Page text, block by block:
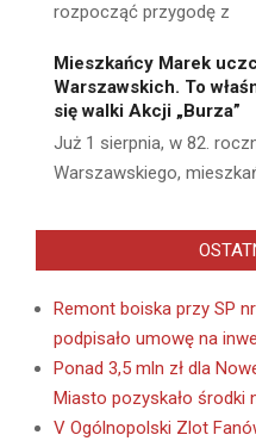
rozpocząć przygodę z
Mieszkańcy Marek
Warszawskich. To
się walki Akcji „Burza”
Już 1 sierpnia, w 82.
Warszawskiego,
Remont boiska przy SP
podpisało umowę na
Ponad 3,5 mln zł dla
Miasto pozyskało środki
V Ogólnopolski Zlot